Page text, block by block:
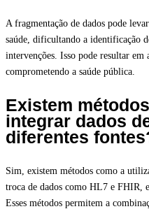
A fragmentação de dados pode
saúde, dificultando a identificação
intervenções. Isso pode resultar em
comprometendo a saúde pública.
Existem
integrar dados
diferentes
Sim, existem métodos como a
troca de dados como HL7 e FHIR,
Esses métodos permitem a